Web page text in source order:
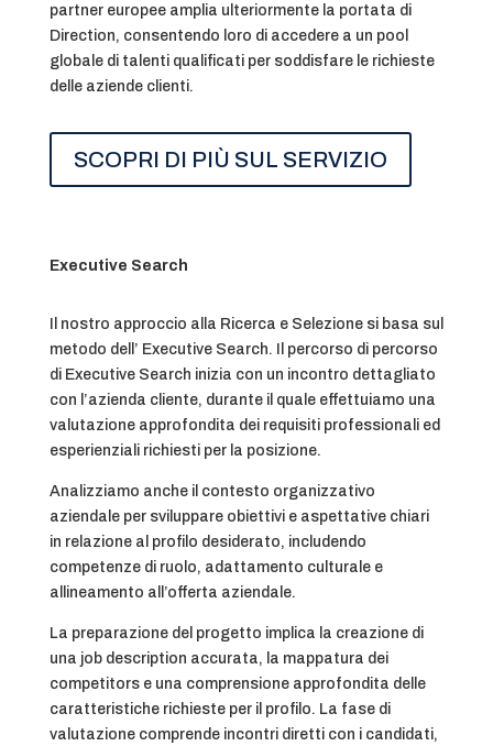
partner europee amplia ulteriormente la portata di
Direction, consentendo loro di accedere a un pool
globale di talenti qualificati per soddisfare le richieste
delle aziende clienti.
SCOPRI DI PIÙ SUL SERVIZIO
Executive Search
Il nostro approccio alla Ricerca e Selezione si basa sul
metodo dell’ Executive Search. Il percorso di percorso
di Executive Search inizia con un incontro dettagliato
con l’azienda cliente, durante il quale effettuiamo una
valutazione approfondita dei requisiti professionali ed
esperienziali richiesti per la posizione.
Analizziamo anche il contesto organizzativo
aziendale per sviluppare obiettivi e aspettative chiari
in relazione al profilo desiderato, includendo
competenze di ruolo, adattamento culturale e
allineamento all’offerta aziendale.
La preparazione del progetto implica la creazione di
una job description accurata, la mappatura dei
competitors e una comprensione approfondita delle
caratteristiche richieste per il profilo. La fase di
valutazione comprende incontri diretti con i candidati,